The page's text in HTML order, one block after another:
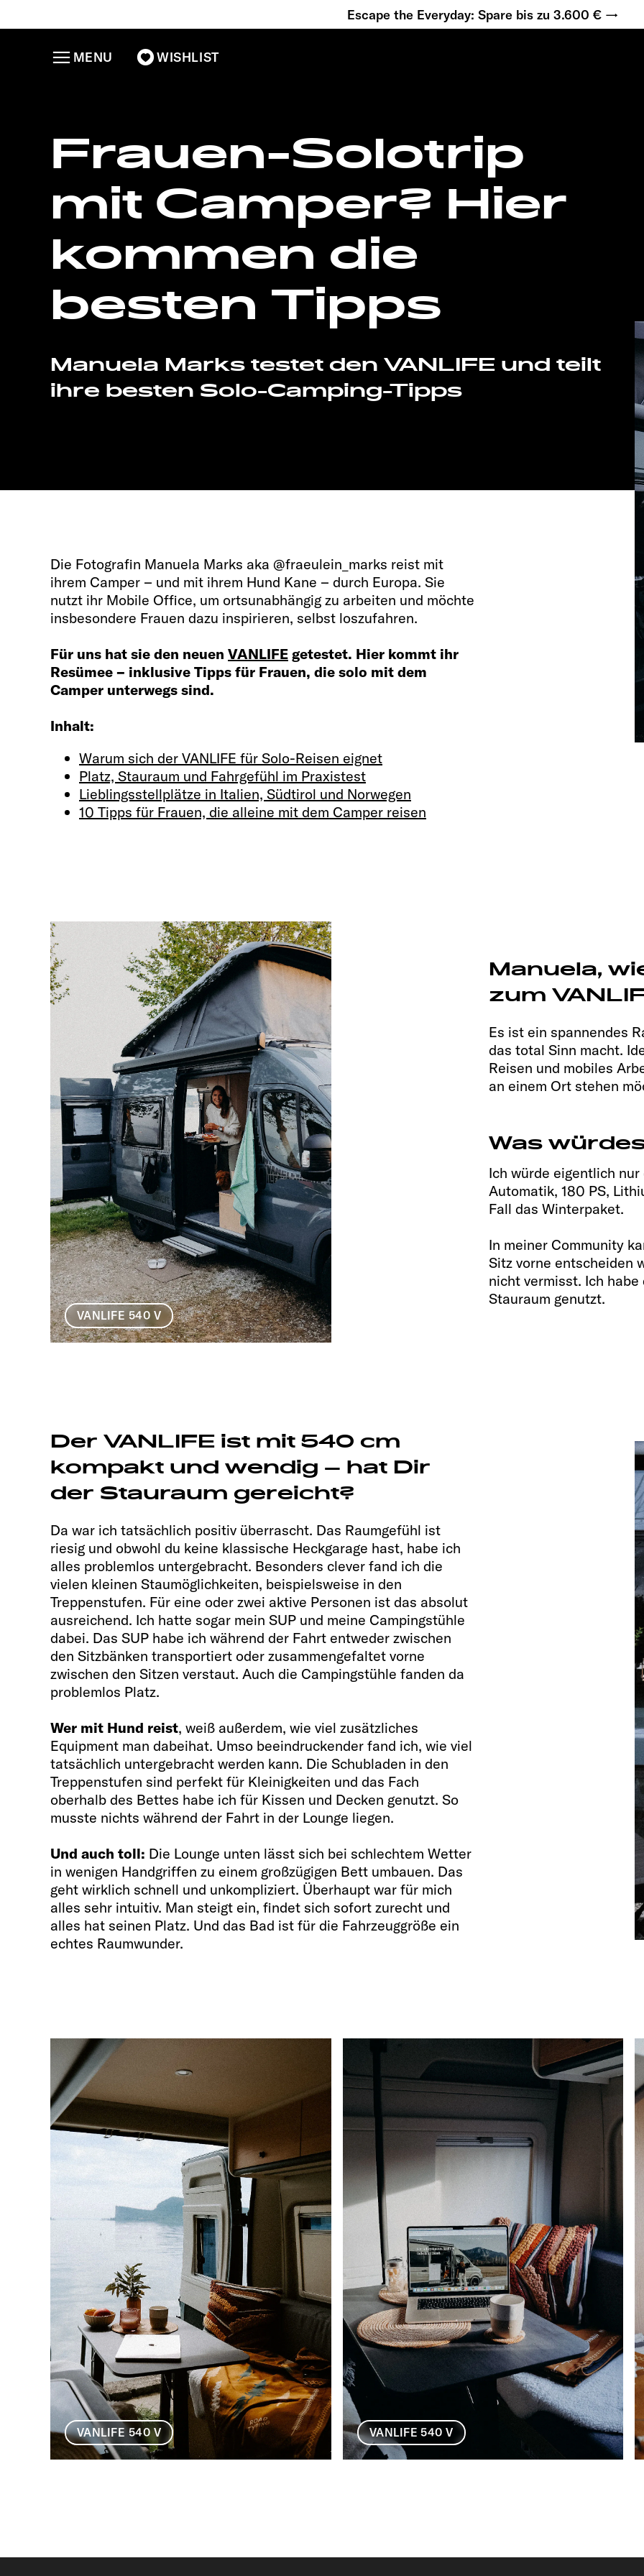
Escape the Everyday: Spare bis zu 3.600 € →
WISHLIST
MENU
Frauen-Solotrip
mit Camper? Hier
kommen die
besten Tipps
Manuela Marks testet den VANLIFE und teilt
ihre besten Solo-Camping-Tipps
Die Fotografin Manuela Marks aka @fraeulein_marks reist mit
ihrem Camper – und mit ihrem Hund Kane – durch Europa. Sie
nutzt ihr Mobile Office, um ortsunabhängig zu arbeiten und möchte
insbesondere Frauen dazu inspirieren, selbst loszufahren.
Für uns hat sie den neuen VANLIFE getestet. Hier kommt ihr
Resümee – inklusive Tipps für Frauen, die solo mit dem
Camper unterwegs sind.
Inhalt:
Warum sich der VANLIFE für Solo-Reisen eignet
Platz, Stauraum und Fahrgefühl im Praxistest
Lieblingsstellplätze in Italien, Südtirol und Norwegen
10 Tipps für Frauen, die alleine mit dem Camper reisen
VANLIFE 540 V
Manuela,
zum
Es ist ein spannendes
das total Sinn macht.
Reisen und mobiles
an einem Ort stehen
Was
Ich würde eigentlich
Automatik, 180 PS,
Fall das Winterpaket.
In meiner Community
Sitz vorne entscheiden
nicht vermisst. Ich
Stauraum genutzt.
Der VANLIFE ist mit 540 cm
kompakt und wendig – hat Dir
der Stauraum gereicht?
Da war ich tatsächlich positiv überrascht. Das Raumgefühl ist
riesig und obwohl du keine klassische Heckgarage hast, habe ich
alles problemlos untergebracht. Besonders clever fand ich die
vielen kleinen Staumöglichkeiten, beispielsweise in den
Treppenstufen. Für eine oder zwei aktive Personen ist das absolut
ausreichend. Ich hatte sogar mein SUP und meine Campingstühle
dabei. Das SUP habe ich während der Fahrt entweder zwischen
den Sitzbänken transportiert oder zusammengefaltet vorne
zwischen den Sitzen verstaut. Auch die Campingstühle fanden da
problemlos Platz.
Wer mit Hund reist, weiß außerdem, wie viel zusätzliches
Equipment man dabeihat. Umso beeindruckender fand ich, wie viel
tatsächlich untergebracht werden kann. Die Schubladen in den
Treppenstufen sind perfekt für Kleinigkeiten und das Fach
oberhalb des Bettes habe ich für Kissen und Decken genutzt. So
musste nichts während der Fahrt in der Lounge liegen.
Und auch toll: Die Lounge unten lässt sich bei schlechtem Wetter
in wenigen Handgriffen zu einem großzügigen Bett umbauen. Das
geht wirklich schnell und unkompliziert. Überhaupt war für mich
alles sehr intuitiv. Man steigt ein, findet sich sofort zurecht und
alles hat seinen Platz. Und das Bad ist für die Fahrzeuggröße ein
echtes Raumwunder.
VANLIFE 540 V VANLIFE 540 V